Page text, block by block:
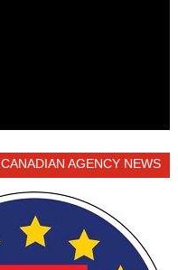
CANADIAN AGENCY NEWS